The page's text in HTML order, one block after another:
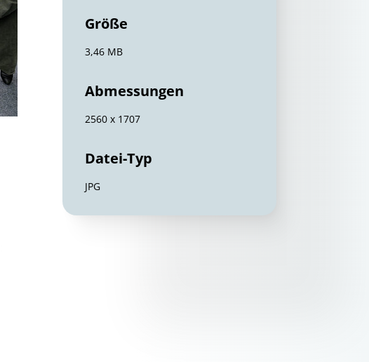
Größe
3,46 MB
Abmessungen
2560 x 1707
Datei-Typ
JPG